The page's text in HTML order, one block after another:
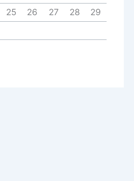
25 26 27 28
29